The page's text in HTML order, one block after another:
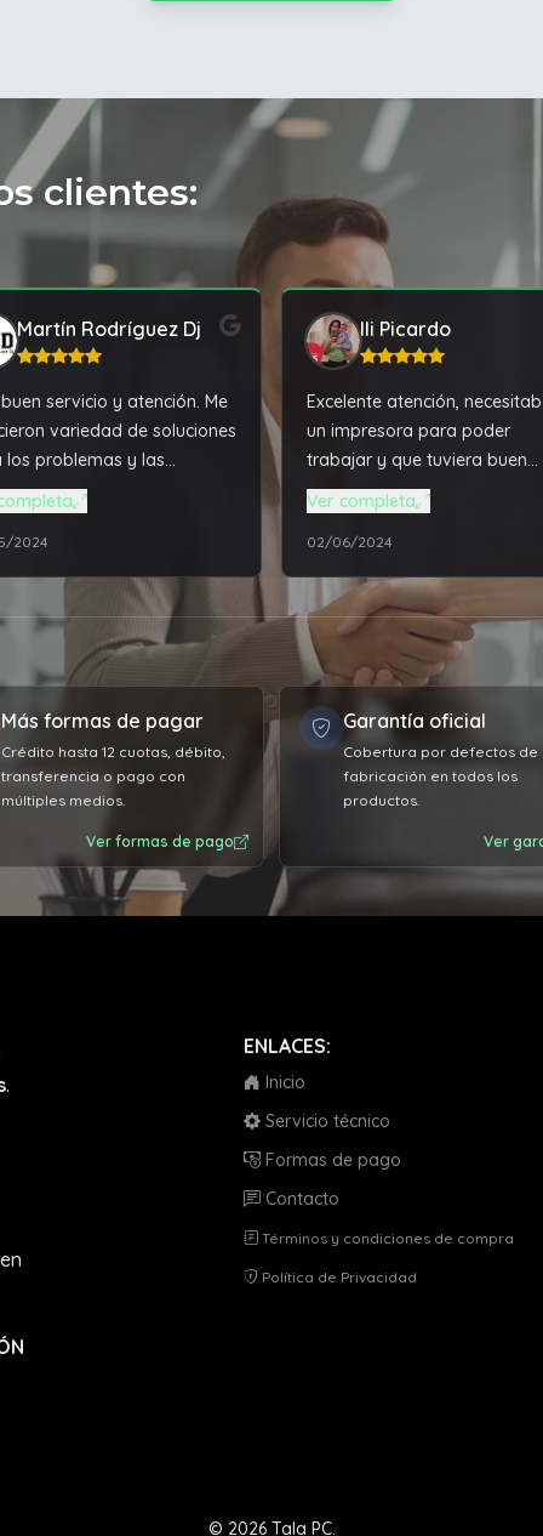
clientes:
Martín Rodríguez Dj
servicio y atención. Me
variedad de soluciones
los problemas y las
que necesitaba
todo acorde a mis
exigencias profesionales.
relación de productos /
de obra vs el precio
por el servicio.
conforme, la
vuela más que nunca.
agradecido 👏🏼
2024
Ili Picardo
Excelente atención,
un impresora para poder
trabajar y que tuviera buen
funcionamiento, Tala PC me
la mejor solución a un precio
super accesible. Además de
solucionarme todos los
problemas técnico de mi
computadora que ya tiene
años, super recomendable el
servicio.
Ver completa
02/06/2024
Más formas de pagar
Crédito hasta 12 cuotas, débito,
transferencia o pago con
múltiples medios.
Ver formas de pago
Garantía oficial
Cobertura por defectos de
fabricación en todos los
productos.
Ver
.
en
ENLACES:
Inicio
Servicio técnico
Formas de pago
Contacto
Términos y condiciones de compra
Política de Privacidad
© 2026 Tala PC.